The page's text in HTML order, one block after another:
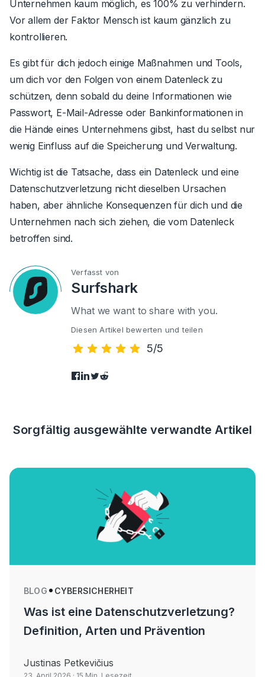
Unternehmen kaum möglich, es 100% zu verhindern.
Vor allem der Faktor Mensch ist kaum gänzlich zu
kontrollieren.
Es gibt für dich jedoch einige Maßnahmen und Tools,
um dich vor den Folgen von einem Datenleck zu
schützen, denn sobald du deine Informationen wie
Passwort, E-Mail-Adresse oder Bankinformationen in
die Hände eines Unternehmens gibst, hast du selbst nur
wenig Einfluss auf die Speicherung und Verwaltung.
Wichtig ist die Tatsache, dass ein Datenleck und eine
Datenschutzverletzung nicht dieselben Ursachen
haben, aber ähnliche Konsequenzen für dich und die
Unternehmen nach sich ziehen, die vom Datenleck
betroffen sind.
Verfasst von
Surfshark
What we want to share with you.
Diesen Artikel bewerten und teilen
5/5
Sorgfältig ausgewählte verwandte Artikel
BLOG CYBERSICHERHEIT
Was ist eine Datenschutzverletzung?
Definition, Arten und Prävention
Justinas Petkevičius